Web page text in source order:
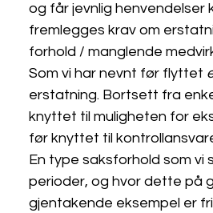
og får jevnlig
fremlegges krav om
forhold / manglende
Som vi har nevnt før flyttet
erstatning. Bortsett fra
knyttet til muligheten for
før knyttet til
En type saksforhold som vi
perioder, og hvor dette på
gjentakende eksempel er